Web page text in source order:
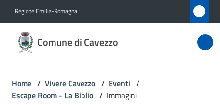
Regione Emilia-Romagna
Comune di Cavezzo
di
Home / Vivere Cavezzo / Eventi /
Escape Room - La Biblio / Immagini